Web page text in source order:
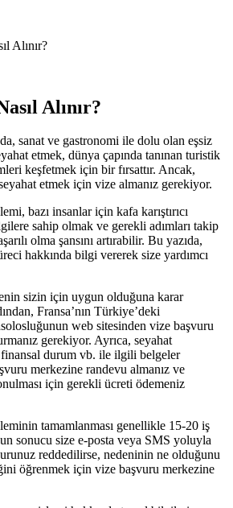
Alınır?
Alınır?
sanat ve gastronomi ile dolu olan eşsiz
etmek, dünya çapında tanınan turistik
keşfetmek için bir fırsattır. Ancak,
etmek için vize almanız gerekiyor.
bazı insanlar için kafa karıştırıcı
sahip olmak ve gerekli adımları takip
olma şansını artırabilir. Bu yazıda,
hakkında bilgi vererek size yardımcı
sizin için uygun olduğuna karar
Fransa’nın Türkiye’deki
web sitesinden vize başvuru
gerekiyor. Ayrıca, seyahat
finansal durum vb. ile ilgili belgeler
merkezine randevu almanız ve
için gerekli ücreti ödemeniz
tamamlanması genellikle 15-20 iş
sonucu size e-posta veya SMS yoluyla
reddedilirse, nedeninin ne olduğunu
öğrenmek için vize başvuru merkezine